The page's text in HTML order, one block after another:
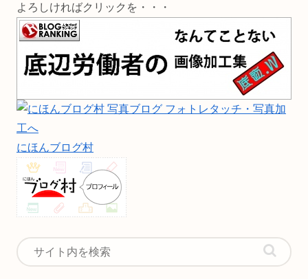
よろしければクリックを・・・
にほんブログ村